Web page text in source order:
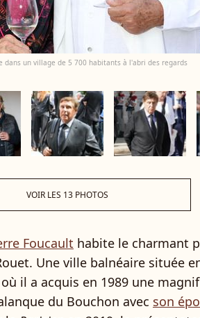
dans un village de 5 700 habitants à l'abri des regards
VOIR LES 13 PHOTOS
Foucault habite le charmant
Une ville balnéaire située
il a acquis en 1989 une
du Bouchon avec son